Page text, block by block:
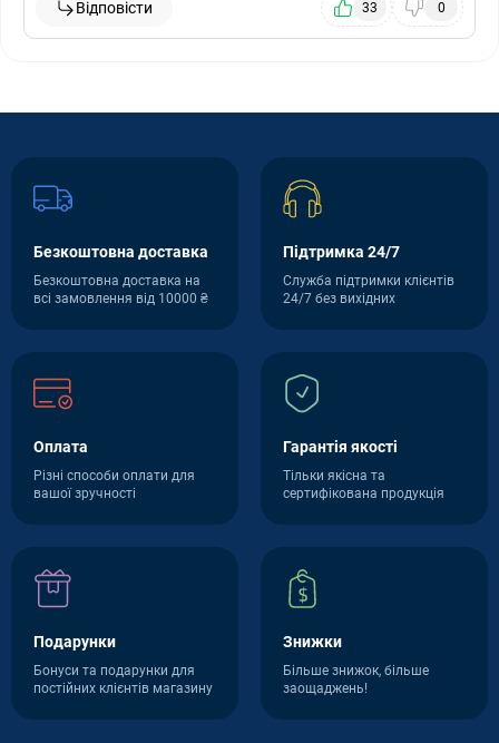
Відповісти 33 0
Безкоштовна доставка
Безкоштовна доставка на
всі замовлення від 10000 ₴
Підтримка 24/7
Служба підтримки клієнтів
24/7 без вихідних
Оплата
Різні способи оплати для
вашої зручності
Гарантія якості
Тільки якісна та
сертифікована продукція
Подарунки
Бонуси та подарунки для
постійних клієнтів магазину
Знижки
Більше знижок, більше
заощаджень!